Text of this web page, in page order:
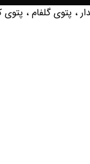
پتوی گلفام ، پتوی